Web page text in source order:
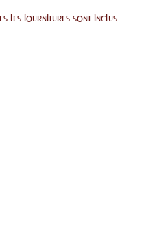
les fournitures sont inclus